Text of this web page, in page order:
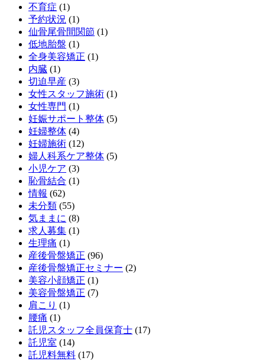
不育症 (1)
予約状況 (1)
仙骨尾骨間関節 (1)
低地胎盤 (1)
全身美容矯正 (1)
内臓 (1)
切迫早産 (3)
女性スタッフ施術 (1)
女性専門 (1)
妊娠サポート整体 (5)
妊婦整体 (4)
妊婦施術 (12)
婦人科系ケア整体 (5)
小児ケア (3)
恥骨結合 (1)
情報 (62)
未分類 (55)
気ままに (8)
求人募集 (1)
生理痛 (1)
産後骨盤矯正 (96)
産後骨盤矯正セミナー (2)
美容小顔矯正 (1)
美容骨盤矯正 (7)
肩こり (1)
腰痛 (1)
託児スタッフ全員保育士 (17)
託児室 (14)
託児料無料 (17)